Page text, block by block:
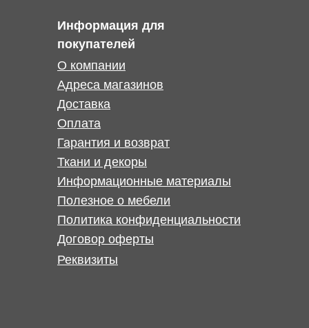
Информация для
покупателей
Доставка
Ткани и декоры
Гарантия и возврат
Политика конфиденциальности
Реквизиты
Договор оферты
Полезное о мебели
Информационные материалы
Оплата
Адреса магазинов
О компании